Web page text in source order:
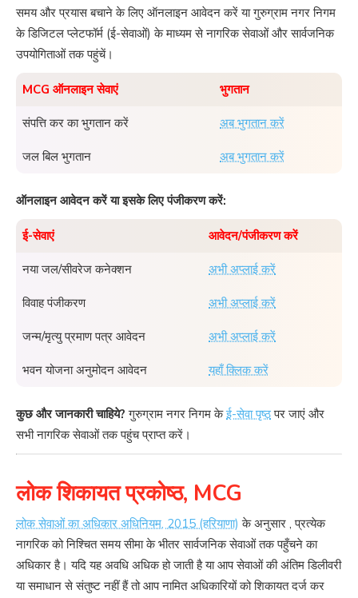
समय और प्रयास बचाने के लिए ऑनलाइन आवेदन करें या गुरुग्राम नगर निगम
के डिजिटल प्लेटफॉर्म (ई-सेवाओं) के माध्यम से नागरिक सेवाओं और सार्वजनिक
उपयोगिताओं तक पहुंचें।
MCG ऑनलाइन सेवाएं भुगतान
संपत्ति कर का भुगतान करें अब भुगतान करें
जल बिल भुगतान अब भुगतान करें
ऑनलाइन आवेदन करें या इसके लिए पंजीकरण करें:
ई-सेवाएं आवेदन/पंजीकरण करें
नया जल/सीवरेज कनेक्शन अभी अप्लाई करें
विवाह पंजीकरण अभी अप्लाई करें
जन्म/मृत्यु प्रमाण पत्र आवेदन अभी अप्लाई करें
भवन योजना अनुमोदन आवेदन यहाँ क्लिक करें
कुछ और जानकारी चाहिये?गुरुग्राम नगर निगम केई-सेवा पृष्ठपर जाएं और
सभी नागरिक सेवाओं तक पहुंच प्राप्त करें।
लोक शिकायत प्रकोष्ठ, MCG
लोक सेवाओं का अधिकार अधिनियम, 2015 (हरियाणा) के अनुसार , प्रत्येक
नागरिक को निश्चित समय सीमा के भीतर सार्वजनिक सेवाओं तक पहुँचने का
अधिकार है। यदि यह अवधि अधिक हो जाती है या आप सेवाओं की अंतिम डिलीवरी
या समाधान से संतुष्ट नहीं हैं तो आप नामित अधिकारियों को शिकायत दर्ज कर